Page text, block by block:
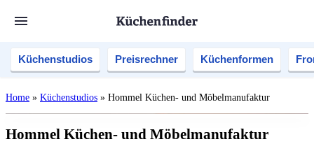
Küchenstudios Preisrechner Küchenformen
Home » Küchenstudios » Hommel Küchen- und Möbelmanufaktur
Hommel Küchen- und Möbelmanufaktur